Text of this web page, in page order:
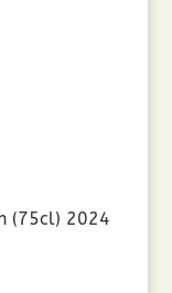
(75cl) 2024